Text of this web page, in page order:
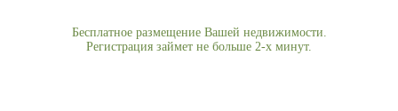
Бесплатное размещение Вашей недвижимости.
Регистрация займет не больше 2-х минут.